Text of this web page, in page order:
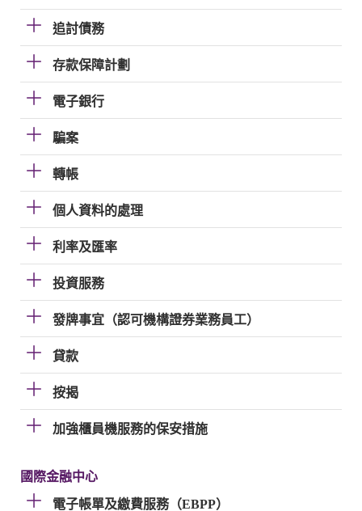
追討債務
存款保障計劃
電子銀行
騙案
轉帳
個人資料的處理
利率及匯率
投資服務
發牌事宜（認可機構證券業務員工）
貸款
按揭
加強櫃員機服務的保安措施
國際金融中心
電子帳單及繳費服務（EBPP）